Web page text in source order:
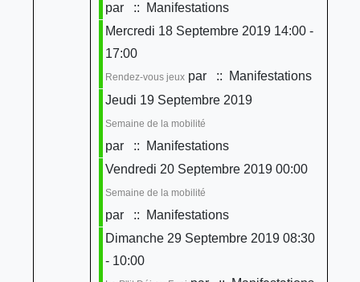
par
:: Manifestations
Mercredi 18 Septembre 2019 14:00 -
17:00
Rendez-vous jeuxpar
:: Manifestations
Jeudi 19 Septembre 2019
Semaine de la mobilité
par
:: Manifestations
Vendredi 20 Septembre 2019 00:00
Semaine de la mobilité
par
:: Manifestations
Dimanche 29 Septembre 2019 08:30
- 10:00